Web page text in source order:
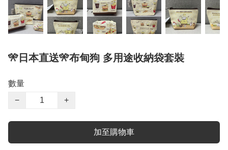
🎌日本直送🎌布甸狗 多用途收納袋套裝
數量
−
+
加至購物車